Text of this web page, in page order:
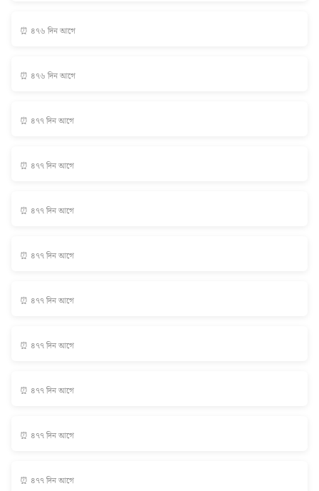
⏰ ৪৭৬ দিন আগে
⏰ ৪৭৬ দিন আগে
⏰ ৪৭৭ দিন আগে
⏰ ৪৭৭ দিন আগে
⏰ ৪৭৭ দিন আগে
⏰ ৪৭৭ দিন আগে
⏰ ৪৭৭ দিন আগে
⏰ ৪৭৭ দিন আগে
⏰ ৪৭৭ দিন আগে
⏰ ৪৭৭ দিন আগে
⏰ ৪৭৭ দিন আগে